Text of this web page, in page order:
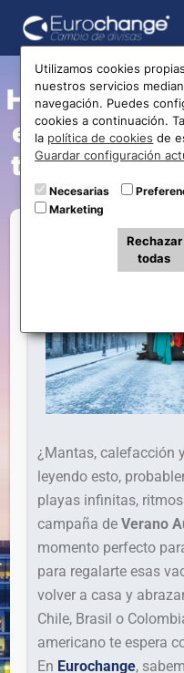
Huye del
el Verano
tu Bolsillo
¿Mantas, calefacción
leyendo esto,
playas infinitas,
campaña deVerano
momento perfecto
para regalarte esas
volver a casa y
Chile, Brasil o
americano te espera
En Eurochange,
Utilizamos cookies
nuestros servicios
navegación. Puedes
cookies a continuación.
la política de cookies de
Guardar configuración
Necesarias
Marketing
Rechazar
todas